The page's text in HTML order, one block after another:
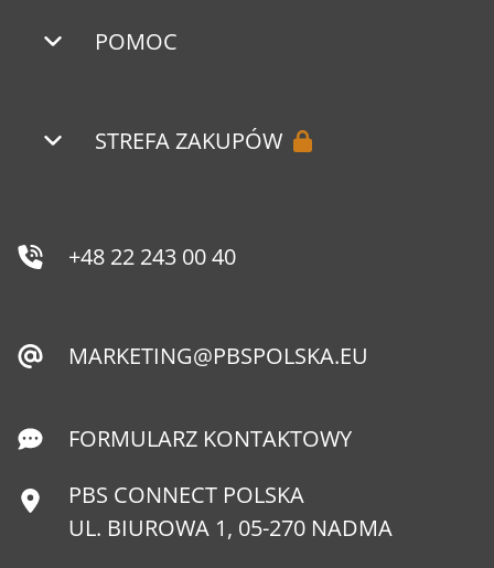
POMOC
STREFA ZAKUPÓW
+48 22 243 00 40
MARKETING@PBSPOLSKA.EU
FORMULARZ KONTAKTOWY
PBS CONNECT POLSKA
UL. BIUROWA 1, 05-270 NADMA